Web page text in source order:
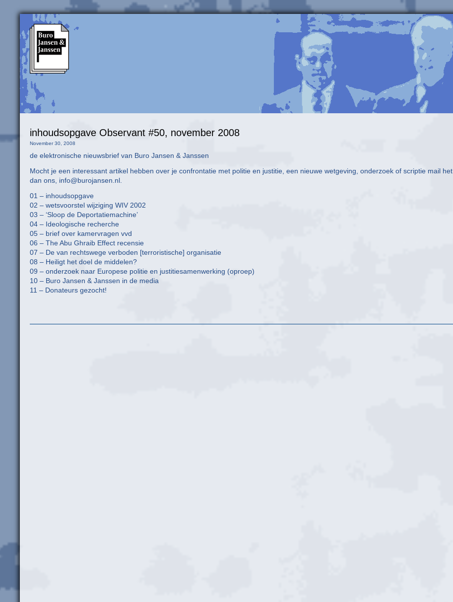
inhoudsopgave Observant #50, november 2008
November 30, 2008
de elektronische nieuwsbrief van Buro Jansen & Janssen
Mocht je een interessant artikel hebben over je confrontatie met politie en justitie, een nieuwe wetgeving, onderzoek of scriptie mail het
dan ons, info@burojansen.nl.
01 – inhoudsopgave
02 – wetsvoorstel wijziging WIV 2002
03 – ‘Sloop de Deportatiemachine’
04 – Ideologische recherche
05 – brief over kamervragen vvd
06 – The Abu Ghraib Effect recensie
07 – De van rechtswege verboden [terroristische] organisatie
08 – Heiligt het doel de middelen?
09 – onderzoek naar Europese politie en justitiesamenwerking (oproep)
10 – Buro Jansen & Janssen in de media
11 – Donateurs gezocht!